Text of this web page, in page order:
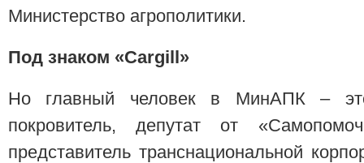
Министерство агрополитики.
Под знаком «Cargill»
Но главный человек в МинАПК –
покровитель, депутат от
представитель транснациональной